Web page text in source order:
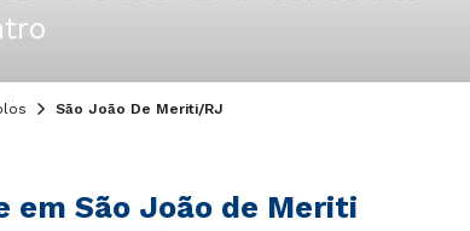
São João De Meriti/RJ
em São João de Meriti